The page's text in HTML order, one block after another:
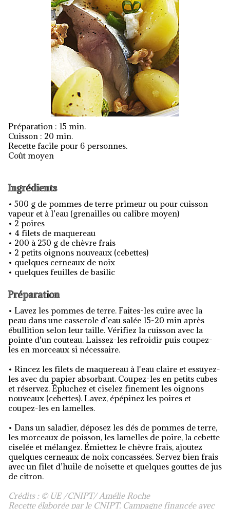
Préparation : 15 min.
Cuisson : 20 min.
Recette facile pour 6 personnes.
Coût moyen
Ingrédients
• 500 g de pommes de terre primeur ou pour cuisson
vapeur et à l’eau (grenailles ou calibre moyen)
• 2 poires
• 4 filets de maquereau
• 200 à 250 g de chèvre frais
• 2 petits oignons nouveaux (cebettes)
• quelques cerneaux de noix
• quelques feuilles de basilic
Préparation
• Lavez les pommes de terre. Faites-les cuire avec la
peau dans une casserole d’eau salée 15-20 min après
ébullition selon leur taille. Vérifiez la cuisson avec la
pointe d’un couteau. Laissez-les refroidir puis coupez-
les en morceaux si nécessaire.
• Rincez les filets de maquereau à l'eau claire et essuyez-
les avec du papier absorbant. Coupez-les en petits cubes
et réservez. Épluchez et ciselez finement les oignons
nouveaux (cebettes). Lavez, épépinez les poires et
coupez-les en lamelles.
• Dans un saladier, déposez les dés de pommes de terre,
les morceaux de poisson, les lamelles de poire, la cebette
ciselée et mélangez. Émiettez le chèvre frais, ajoutez
quelques cerneaux de noix concassées. Servez bien frais
avec un filet d’huile de noisette et quelques gouttes de jus
de citron.
Crédits : © UE /CNIPT/ Amélie Roche
Recette élaborée par le CNIPT. Campagne financée avec